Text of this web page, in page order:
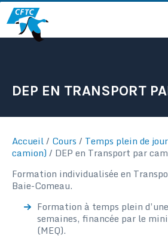
Passer
au
contenu
DEP EN TRANSPORT
Accueil/ Cours / Temps plein de
camion) / DEP en Transport par
Formation individualisée en
Baie-Comeau.
Formation à temps plein
semaines, financée par le
(MEQ).